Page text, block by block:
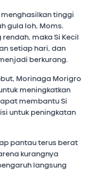
tinggi
gula loh, Moms.
maka Si Kecil
setiap hari, dan
berkurang.
Morinaga Morigro
meningkatkan
membantu Si
untuk peningkatan
pantau terus berat
kurangnya
langsung